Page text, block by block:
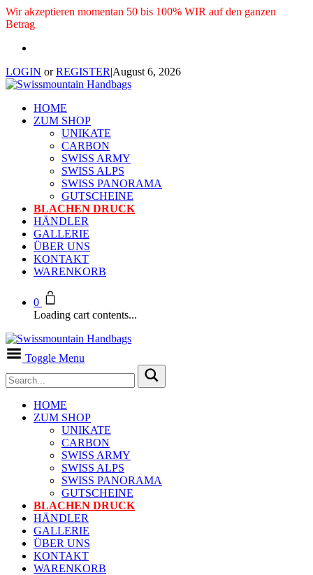
Wir akzeptieren momentan 50 bis 100% WIR auf den ganzen
Betrag
LOGIN orREGISTER|August 6, 2026
HOME
ZUM SHOP
UNIKATE
CARBON
SWISS ARMY
SWISS ALPS
SWISS PANORAMA
GUTSCHEINE
BLACHEN DRUCK
HÄNDLER
GALLERIE
ÜBER UNS
KONTAKT
WARENKORB
0
Loading cart contents...
Toggle Menu
HOME
ZUM SHOP
UNIKATE
CARBON
SWISS ARMY
SWISS ALPS
SWISS PANORAMA
GUTSCHEINE
BLACHEN DRUCK
HÄNDLER
GALLERIE
ÜBER UNS
KONTAKT
WARENKORB